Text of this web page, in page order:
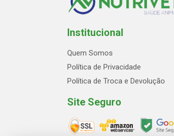
Institucional
Quem Somos
Política de Privacidade
Política de Troca e Devolução
Site Seguro